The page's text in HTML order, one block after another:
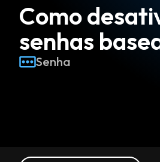
Como
senhas
Senha